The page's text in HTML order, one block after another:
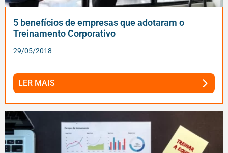
5 benefícios de empresas que adotaram o
Treinamento Corporativo
29/05/2018
LER MAIS